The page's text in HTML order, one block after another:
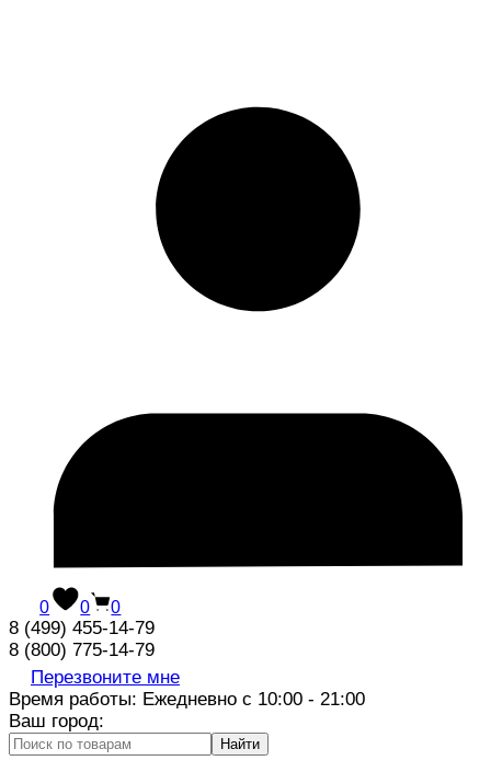
0 0 0
8 (499) 455-14-79
8 (800) 775-14-79
Перезвоните мне
Время работы: Ежедневно с 10:00 - 21:00
Ваш город:
Найти